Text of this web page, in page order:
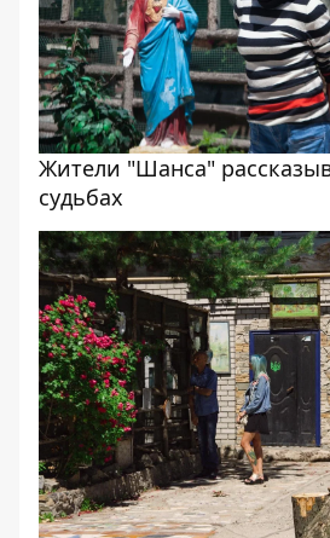
Жители "Шанса"
судьбах